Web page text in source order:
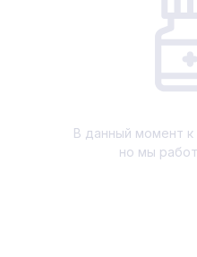
В данный момент к
но мы